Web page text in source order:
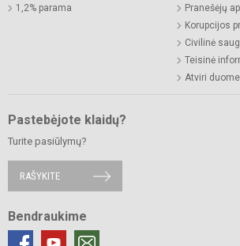
1,2% parama
Pranešėjų
Korupcijos
Civilinė
Teisinė
Atviri
Pastebėjote klaidų?
Turite pasiūlymų?
RAŠYKITE
Bendraukime